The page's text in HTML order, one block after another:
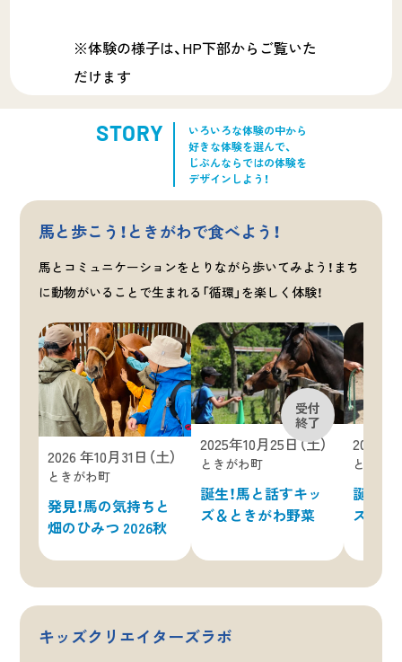
※体験の様子は、HP下部からご覧いた
だけます
STORY
いろいろな体験の中から
好きな体験を選んで、
じぶんならではの体験を
デザインしよう！
馬と歩こう！ときがわで食べよう！
馬とコミュニケーションをとりながら歩いてみよう！まち
に動物がいることで生まれる「循環」を楽しく体験！
2026 年10月31日（土）
ときがわ町
発見！馬の気持ちと
畑のひみつ 2026秋
2025年10月25日（土）
ときがわ町
誕生！馬と話すキッ
ズ＆ときがわ野菜
2025年
ときが
誕生！
ズ＆お
キッズクリエイターズラボ